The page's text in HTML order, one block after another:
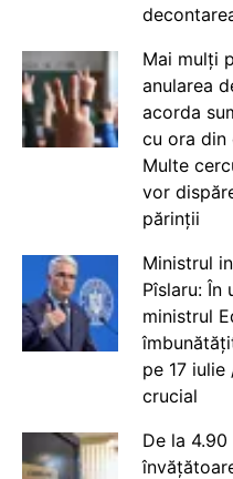
Mai mulți
anularea
acorda
cu ora din
Multe
vor
părinții
Ministrul
Pîslaru: În
ministrul
pe 17
crucial
De la